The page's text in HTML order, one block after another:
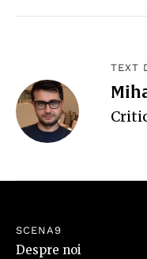
TEXT
SCENA9
Despre noi